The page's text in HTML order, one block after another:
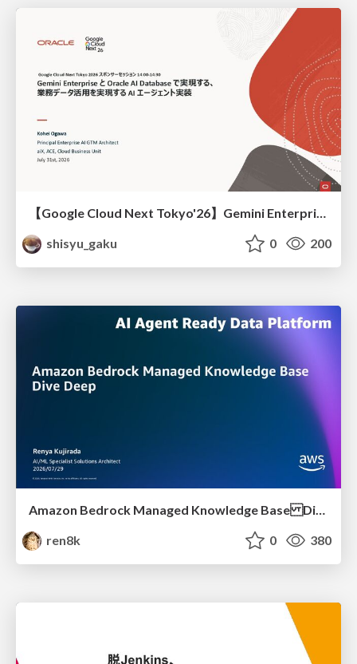
shisyu_gaku
0 200
Amazon Bedrock Managed Knowledge Base Dive Deep
ren8k
0 380